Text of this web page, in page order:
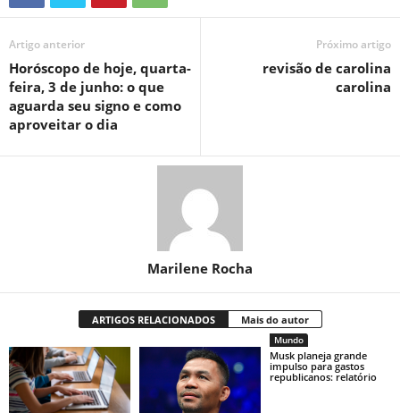
Artigo anterior
Horóscopo de hoje, quarta-
feira, 3 de junho: o que
aguarda seu signo e como
aproveitar o dia
Próximo artigo
revisão de carolina
carolina
Marilene Rocha
ARTIGOS RELACIONADOS Mais do autor
Mundo
Musk planeja grande
impulso para gastos
republicanos: relatório